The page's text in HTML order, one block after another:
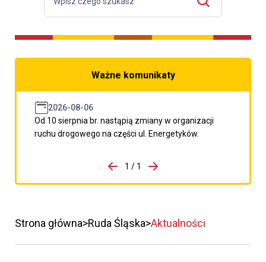
Ważne komunikaty
2026-08-06
Od 10 sierpnia br. nastąpią zmiany w organizacji
ruchu drogowego na części ul. Energetyków.
porzpedniego komunikatu
1 / 1
Przejdź do następnego
Strona główna Ruda Śląska Aktualności